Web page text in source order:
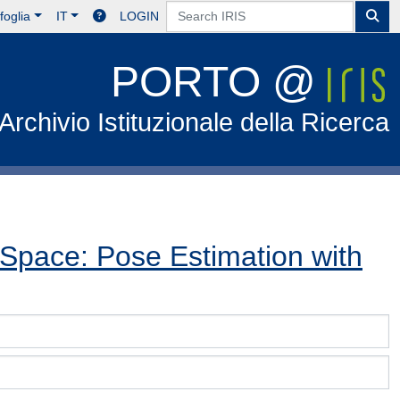
IT LOGIN
PORTO @
Istituzionale della Ricerca
Pose Estimation with